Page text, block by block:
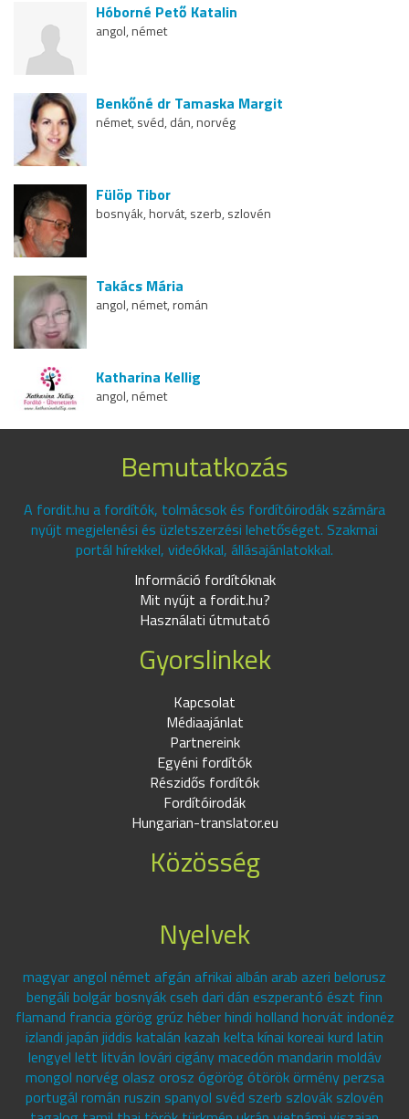
Hóborné Pető Katalin
angol, német
Benkőné dr Tamaska Margit
német, svéd, dán, norvég
Fülöp Tibor
bosnyák, horvát, szerb, szlovén
Takács Mária
angol, német, román
Katharina Kellig
angol, német
Bemutatkozás
A fordit.hu a fordítók, tolmácsok és fordítóirodák számára
nyújt megjelenési és üzletszerzési lehetőséget. Szakmai
portál hírekkel, videókkal, állásajánlatokkal.
Információ fordítóknak
Mit nyújt a fordit.hu?
Használati útmutató
Gyorslinkek
Kapcsolat
Médiaajánlat
Partnereink
Egyéni fordítók
Részidős fordítók
Fordítóirodák
Hungarian-translator.eu
Közösség
Nyelvek
magyar angol német afgán afrikai albán arab azeri belorusz
bengáli bolgár bosnyák cseh dari dán eszperantó észt finn
flamand francia görög grúz héber hindi holland horvát indonéz
izlandi japán jiddis katalán kazah kelta kínai koreai kurd latin
lengyel lett litván lovári cigány macedón mandarin moldáv
mongol norvég olasz orosz ógörög ótörök örmény perzsa
portugál román ruszin spanyol svéd szerb szlovák szlovén